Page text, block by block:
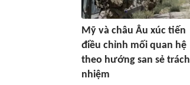
Mỹ và châu Âu xúc tiến
điều chỉnh mối quan hệ
theo hướng san sẻ trách
nhiệm